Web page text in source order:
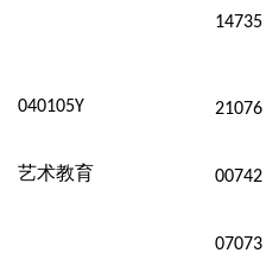
14735
040105Y
艺术教育
21076
00742
07073